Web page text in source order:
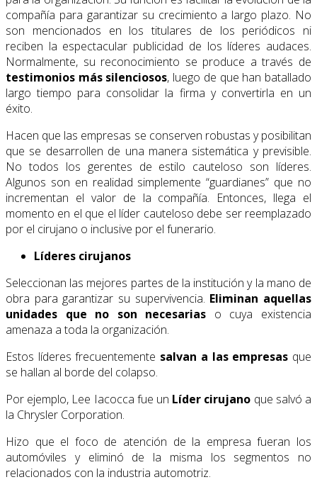
compañía para garantizar su crecimiento a largo plazo. No
son mencionados en los titulares de los periódicos ni
reciben la espectacular publicidad de los líderes audaces.
Normalmente, su reconocimiento se produce a través de
testimonios más silenciosos, luego de que han batallado
largo tiempo para consolidar la firma y convertirla en un
éxito.
Hacen que las empresas se conserven robustas y posibilitan
que se desarrollen de una manera sistemática y previsible.
No todos los gerentes de estilo cauteloso son líderes.
Algunos son en realidad simplemente “guardianes” que no
incrementan el valor de la compañía. Entonces, llega el
momento en el que el líder cauteloso debe ser reemplazado
por el cirujano o inclusive por el funerario.
Líderes cirujanos
Seleccionan las mejores partes de la institución y la mano de
obra para garantizar su supervivencia. Eliminan aquellas
unidades que no son necesarias o cuya existencia
amenaza a toda la organización.
Estos líderes frecuentemente salvan a las empresas que
se hallan al borde del colapso.
Por ejemplo, Lee Iacocca fue un Líder cirujano que salvó a
la Chrysler Corporation.
Hizo que el foco de atención de la empresa fueran los
automóviles y eliminó de la misma los segmentos no
relacionados con la industria automotriz.